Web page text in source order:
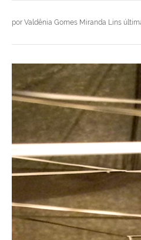
por Valdênia Gomes Miranda Lins